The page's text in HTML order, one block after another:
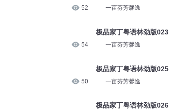
52
54
50
一亩芬芳馨逸
极品家丁粤语林劲版023
一亩芬芳馨逸
极品家丁粤语林劲版025
一亩芬芳馨逸
极品家丁粤语林劲版026